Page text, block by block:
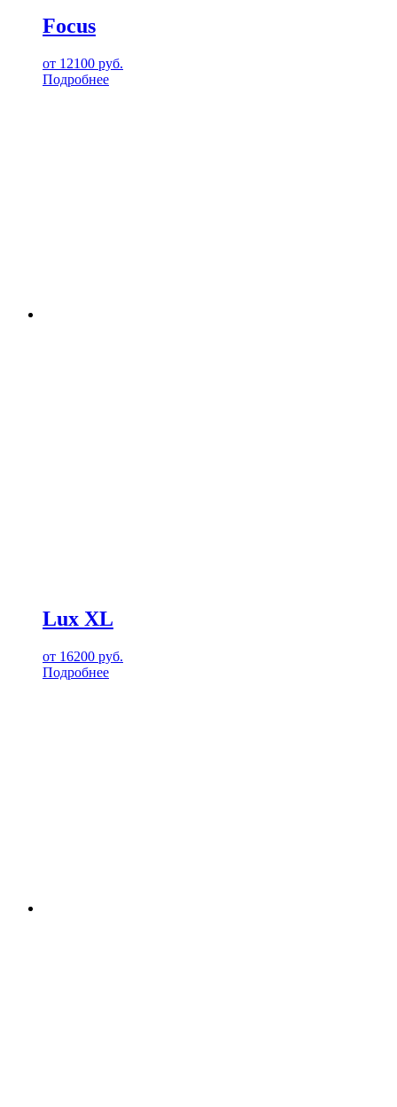
Focus
от 12100 руб.
Подробнее
Lux XL
от 16200 руб.
Подробнее